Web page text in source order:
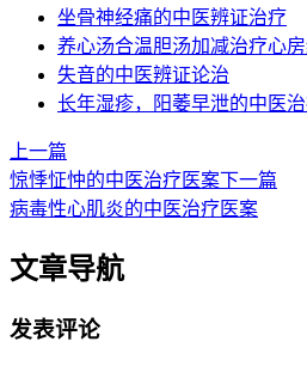
坐骨神经痛的中医辨证治疗
养心汤合温胆汤加减治疗心
失音的中医辨证论治
长年湿疹，阳萎早泄的中医
上一篇
惊悸怔忡的中医治疗医案下一篇
病毒性心肌炎的中医治疗医案
文章导航
发表评论